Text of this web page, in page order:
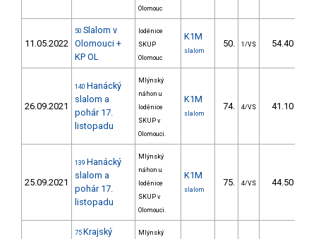
Olomouc
11.05.2022
50 Slalom v
Olomouci +
KP OL
loděnice
SKUP
Olomouc
K1M
slalom
50. 1/VS 54.40
26.09.2021
140 Hanácký
slalom a
pohár 17.
listopadu
Mlýnský
náhon u
loděnice
SKUP v
Olomouci.
K1M
slalom
74. 4/VS 41.10
25.09.2021
139 Hanácký
slalom a
pohár 17.
listopadu
Mlýnský
náhon u
loděnice
SKUP v
Olomouci.
K1M
slalom
75. 4/VS 44.50
75 Krajský
Mlýnský